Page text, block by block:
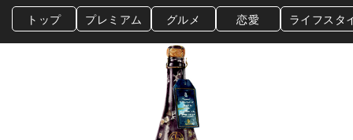
トップ プレミアム グルメ 恋愛 ライフスタ